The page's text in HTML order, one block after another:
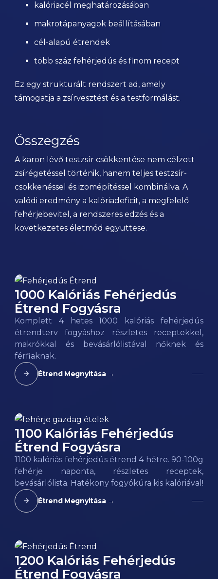
kalóriacél meghatározásában
makrotápanyagok beállításában
cél-alapú étrendek
több száz fehérjedús és finom recept
Ez egy strukturált rendszert ad, amely
támogatja a zsírvesztést és a testformálást.
Összegzés
A karon lévő testzsír csökkentése nem célzott
zsírégetéssel történik, hanem teljes testzsír-
csökkenéssel és izomépítéssel kombinálva. A
valódi eredmény a kalóriadeficit, a megfelelő
fehérjebevitel, a rendszeres edzés és a
következetes életmód együttese.
1000 Kalóriás Fehérjedús
Étrend Fogyásra
Komplett 4 hetes 1000 kalóriás fehérjedús
étrendterv fogyáshoz részletes receptekkel,
makrókkal és bevásárlólistával nőknek és
férfiaknak.
Étrend Megnyitása →
1100 Kalóriás Fehérjedús
Étrend Fogyásra
1100 kalóriás fehérjedús étrend 4 hétre. 90-100g
fehérje naponta, részletes receptek,
bevásárlólista. Hatékony fogyókúra kis kalóriával!
Étrend Megnyitása →
1200 Kalóriás Fehérjedús
Étrend Fogyásra